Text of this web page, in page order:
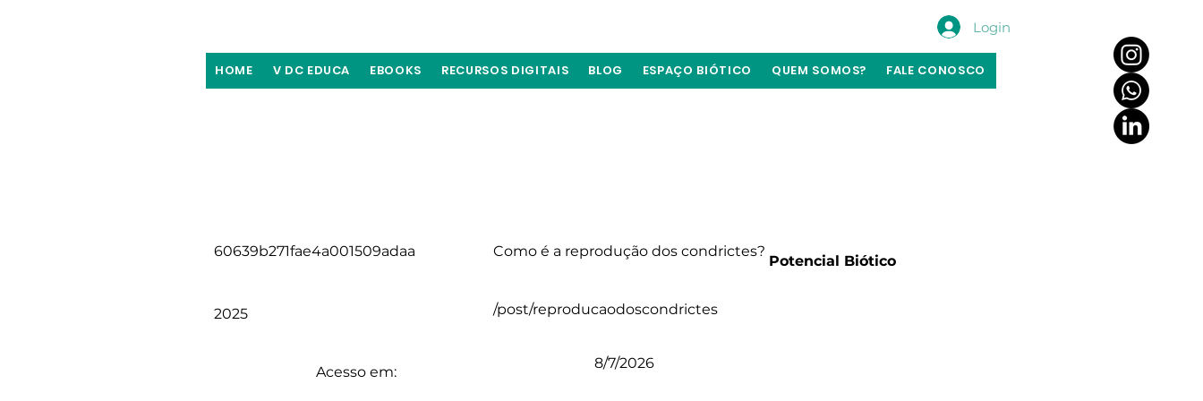
Login
HOME V DC EDUCA EBOOKS RECURSOS DIGITAIS BLOG ESPAÇO BIÓTICO QUEM SOMOS? FALE CONOSCO
60639b271fae4a001509adaa Como é a reprodução dos condrictes?
Potencial Biótico
2025 /post/reproducaodoscondrictes
Acesso em:
8/7/2026